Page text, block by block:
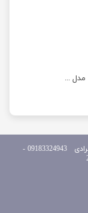
همزن برقی حرفه ای کاسه دار گوسونیک مدل Gosonic GSM-905
فروش : مسعود مرادی 09100390818​​​​​​​ ​​​​​​​- فتحی مرادی 09183324943 -